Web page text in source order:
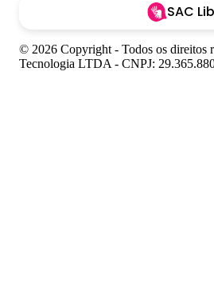
SAC
© 2026 Copyright - Todos os direitos
Tecnologia LTDA - CNPJ: